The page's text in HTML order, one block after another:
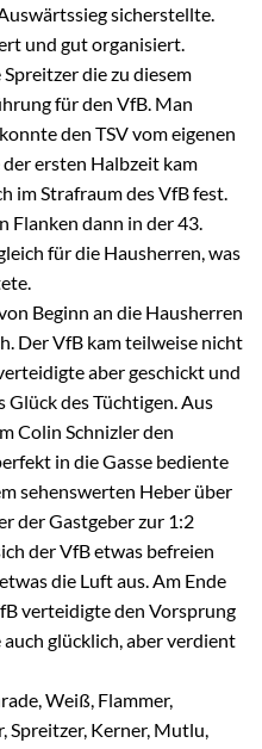
sicherstellte.
und gut organisiert.
die zu diesem
für den VfB. Man
den TSV vom eigenen
ersten Halbzeit kam
im Strafraum des VfB fest.
Flanken dann in der 43.
für die Hausherren, was
Beginn an die Hausherren
Der VfB kam teilweise nicht
aber geschickt und
Glück des Tüchtigen. Aus
Colin Schnizler den
in die Gasse bediente
sehenswerten Heber über
der Gastgeber zur 1:2
der VfB etwas befreien
die Luft aus. Am Ende
verteidigte den Vorsprung
glücklich, aber verdient
Weiß, Flammer,
Spreitzer, Kerner, Mutlu,